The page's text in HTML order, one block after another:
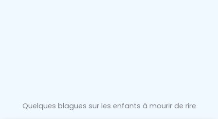
Quelques blagues sur les enfants à mourir de rire